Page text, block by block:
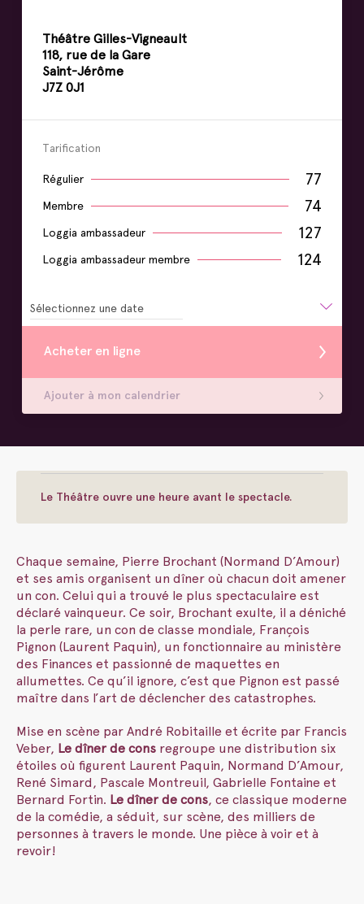
Théâtre Gilles-Vigneault
118, rue de la Gare
Saint-Jérôme
J7Z 0J1
Tarification
Régulier 77
Membre 74
Loggia ambassadeur 127
Loggia ambassadeur membre 124
Sélectionnez une date
Acheter en ligne
Ajouter à mon calendrier
Le Théâtre ouvre une heure avant le spectacle.
Chaque semaine, Pierre Brochant (Normand D’Amour)
et ses amis organisent un dîner où chacun doit amener
un con. Celui qui a trouvé le plus spectaculaire est
déclaré vainqueur. Ce soir, Brochant exulte, il a déniché
la perle rare, un con de classe mondiale, François
Pignon (Laurent Paquin), un fonctionnaire au ministère
des Finances et passionné de maquettes en
allumettes. Ce qu’il ignore, c’est que Pignon est passé
maître dans l’art de déclencher des catastrophes.
Mise en scène par André Robitaille et écrite par Francis
Veber, Le dîner de cons regroupe une distribution six
étoiles où figurent Laurent Paquin, Normand D’Amour,
René Simard, Pascale Montreuil, Gabrielle Fontaine et
Bernard Fortin. Le dîner de cons, ce classique moderne
de la comédie, a séduit, sur scène, des milliers de
personnes à travers le monde. Une pièce à voir et à
revoir!